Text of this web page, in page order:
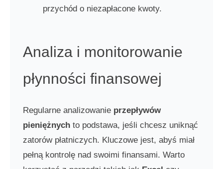
przychód o niezapłacone kwoty.
Analiza i monitorowanie
płynności finansowej
Regularne analizowanie przepływów
pieniężnychto podstawa, jeśli chcesz uniknąć
zatorów płatniczych. Kluczowe jest, abyś miał
pełną kontrolę nad swoimi finansami. Warto